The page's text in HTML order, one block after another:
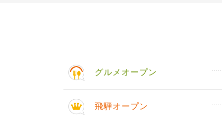
グルメオープン
飛騨オープン